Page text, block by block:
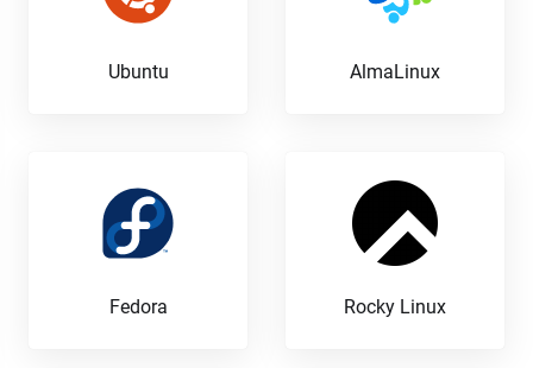
Ubuntu AlmaLinux
Fedora Rocky Linux